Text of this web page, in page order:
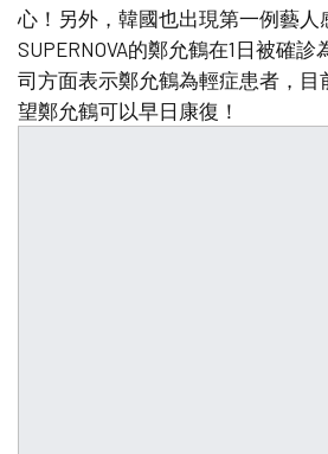
心！另外，韓國也出現第一例藝人
SUPERNOVA的鄭允鶴在1日被確
司方面表示鄭允鶴為輕症患者，目
望鄭允鶴可以早日康復！